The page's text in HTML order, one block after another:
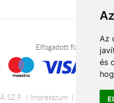
Az
és
Elfogadott fizetési
Á.SZ.F. Impresszum